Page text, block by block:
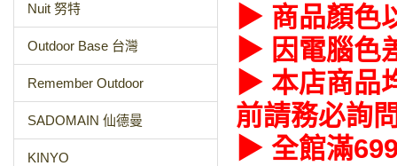
Nuit 努特
Outdoor Base 台灣
Remember Outdoor
SADOMAIN 仙德曼
KINYO
▶ 商品顏色
▶ 因電腦色
▶ 本店商品
前請務必詢
▶ 全館滿